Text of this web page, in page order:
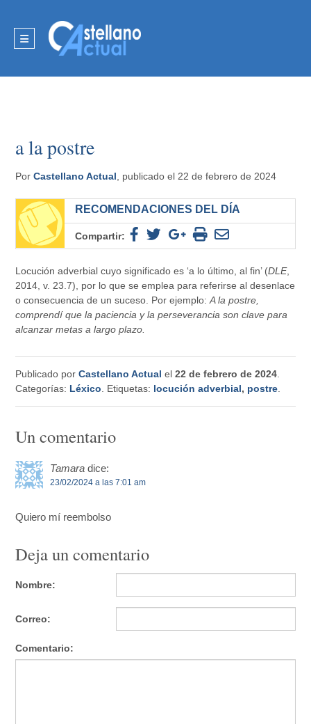
a la postre
PorCastellano Actual , publicado el 22 de febrero de 2024
RECOMENDACIONES DEL DÍA
Compartir:
Locución adverbial cuyo significado es ‘a lo último, al fin’ (DLE,
2014, v. 23.7), por lo que se emplea para referirse al desenlace
o consecuencia de un suceso. Por ejemplo:A la postre,
comprendí que la paciencia y la perseverancia son clave para
alcanzar metas a largo plazo.
Publicado porCastellano Actual el22 de febrero de 2024
Categorías: Léxico . Etiquetas: locución adverbial, postre
Un comentario
Tamara dice:
23/02/2024 a las 7:01 am
Quiero mí reembolso
Deja un comentario
Nombre:
Correo:
Comentario: